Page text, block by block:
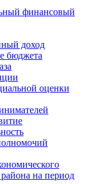
финансовый
доход
бюджета
оценки
на период